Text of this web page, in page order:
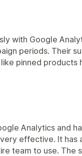
with Google
periods. Their
pinned products
Analytics and
effective. It has
team to use. The